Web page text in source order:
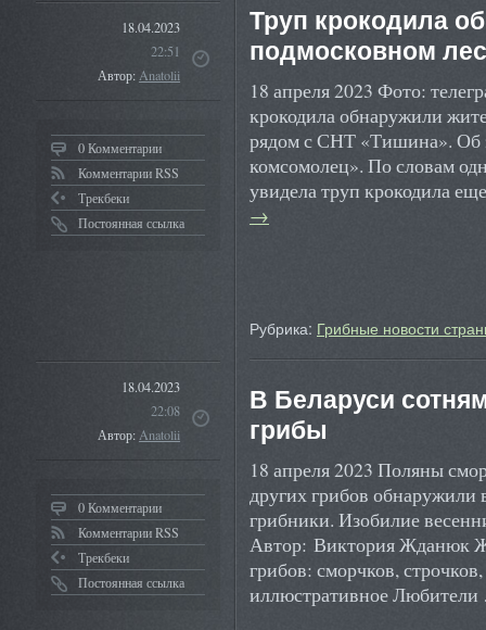
18.04.2023
22:51
Автор:Anatolii
0 Комментарии
Комментарии RSS
Трекбеки
Постоянная ссылка
Труп крокодила
подмосковном
18 апреля 2023 Фото:
крокодила обнаружили
рядом с СНТ «Тишина». Об
комсомолец». По словам
увидела труп крокодила
→
Рубрика: Грибные новости
18.04.2023
22:08
Автор:Anatolii
0 Комментарии
Комментарии RSS
Трекбеки
Постоянная ссылка
В Беларуси
грибы
18 апреля 2023 Поляны
других грибов обнаружили
грибники. Изобилие
Автор: Виктория Жданюк
грибов: сморчков,
иллюстративное